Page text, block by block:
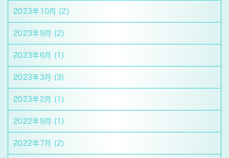
2023年10月 (2)
2023年9月 (2)
2023年6月 (1)
2023年3月 (3)
2023年2月 (1)
2022年9月 (1)
2022年7月 (2)